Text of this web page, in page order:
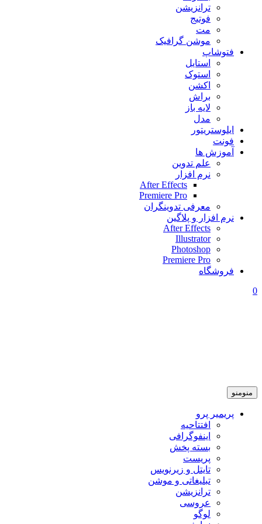
ترانزیشن
فوتیج
مت
موشن گرافیک
فتوشاپ
استایل
استوک
اکشن
براش
لایه باز
مدل
ایلوستریتور
فونت
آموزش ها
علم تدوین
نرم افزار
After Effects
Premiere Pro
معرفی تدوینگران
نرم افزار و پلاگین
After Effects
Illustrator
Photoshop
Premiere Pro
فروشگاه
0
منومنو
پریمیر پرو
افتتاحیه
اینفوگرافی
بسته پخش
پریست
تایتل و زیرنویس
تبلیغاتی و موشن
ترانزیشن
عروسی
لوگو